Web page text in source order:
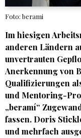
Foto: berami
Im hiesigen
anderen Ländern
unvertrauten
Anerkennung von
Qualifizierungen
und Mentoring-
„beramí“
fassen. Doris
und mehrfach